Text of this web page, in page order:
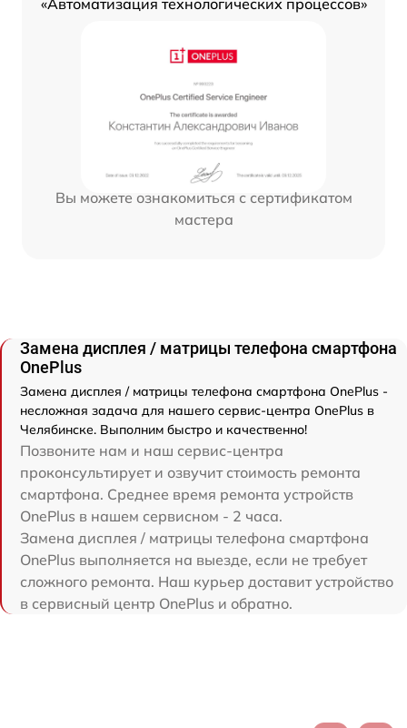
Вы можете ознакомиться с сертификатом
мастера
Замена дисплея / матрицы телефона смартфона
OnePlus
Замена дисплея / матрицы телефона смартфона OnePlus -
несложная задача для нашего сервис-центра OnePlus в
Челябинске. Выполним быстро и качественно!
Позвоните нам и наш сервис-центра
проконсультирует и озвучит стоимость ремонта
смартфона. Среднее время ремонта устройств
OnePlus в нашем сервисном - 2 часа.
Замена дисплея / матрицы телефона смартфона
OnePlus выполняется на выезде, если не требует
сложного ремонта. Наш курьер доставит устройство
в сервисный центр OnePlus и обратно.